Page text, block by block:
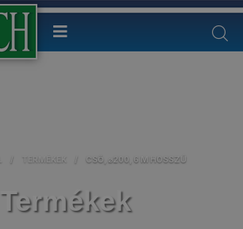
/ TERMÉKEK / CSŐ, ⌀200, 6 M HOSSZÚ
Termékek